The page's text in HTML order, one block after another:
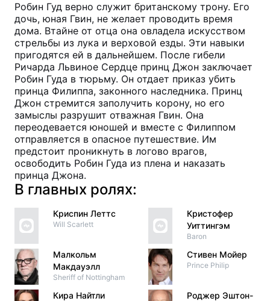
Робин Гуд верно служит британскому трону. Его
дочь, юная Гвин, не желает проводить время
дома. Втайне от отца она овладела искусством
стрельбы из лука и верховой езды. Эти навыки
пригодятся ей в дальнейшем. После гибели
Ричарда Львиное Сердце принц Джон заключает
Робин Гуда в тюрьму. Он отдает приказ убить
принца Филиппа, законного наследника. Принц
Джон стремится заполучить корону, но его
замыслы разрушит отважная Гвин. Она
переодевается юношей и вместе с Филиппом
отправляется в опасное путешествие. Им
предстоит проникнуть в логово врагов,
освободить Робин Гуда из плена и наказать
принца Джона.
В главных ролях:
Криспин Леттс
Will Scarlett
Малкольм
Макдауэлл
Sheriff of Nottingham
Кира Найтли
Кристофер
Уиттингэм
Baron
Стивен Мойер
Prince Philip
Роджер Эштон-